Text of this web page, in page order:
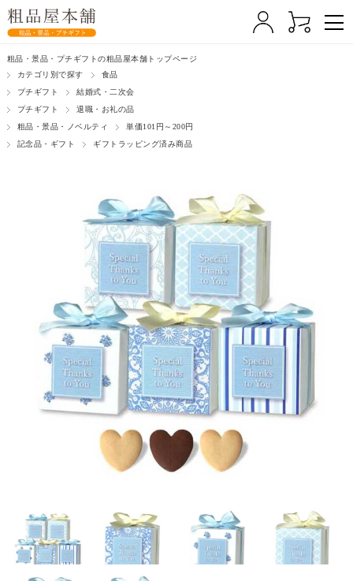
粗品・景品・プチギフトの粗品屋本舗トップページ
カテゴリ別で探す
食品
プチギフト
結婚式・二次会
プチギフト
退職・お礼の品
粗品・景品・ノベルティ
単価101円～200円
記念品・ギフト
ギフトラッピング済み商品